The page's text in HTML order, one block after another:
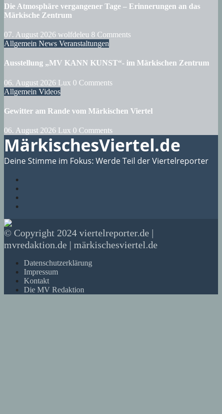
Die Atmosphäre vergangener Tage – Erinnerungen an das
Märkische Zentrum
07. August 2026 wolfdeleu 8 Comments
Allgemein News Veranstaltungen
Ausstellung „MV KANN KUNST“- im Märkischen Zentrum
06. August 2026 Lux 0 Comments
Allgemein Videos
Gewitter am Rande vom Märkischen Viertel
06. August 2026 Lux 0 Comments
MärkischesViertel.de
Deine Stimme im Fokus: Werde Teil der Viertelreporter
© Copyright 2024 viertelreporter.de |
mvredaktion.de | märkischesviertel.de
Datenschutzerklärung
Impressum
Kontakt
Die MV Redaktion